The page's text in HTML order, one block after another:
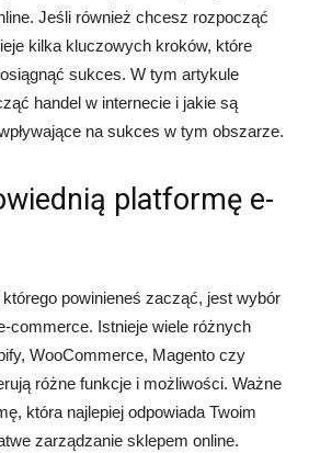
Jeśli również chcesz rozpocząć
kilka kluczowych kroków, które
sukces. W tym artykule
handel w internecie i jakie są
na sukces w tym obszarze.
platformę e-
powinieneś zacząć, jest wybór
commerce. Istnieje wiele różnych
WooCommerce, Magento czy
różne funkcje i możliwości. Ważne
która najlepiej odpowiada Twoim
zarządzanie sklepem online.